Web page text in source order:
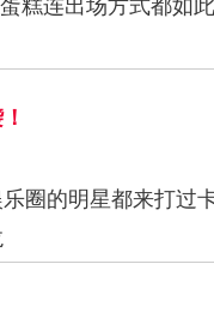
糕连出场方式都如
圈的明星都来打过